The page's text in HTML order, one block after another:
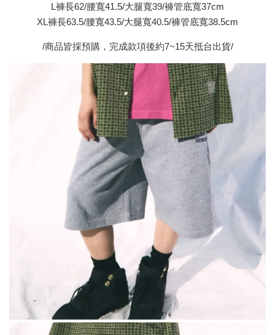
L褲長62/腰寬41.5/大腿寬39/褲管底寬37cm
XL褲長63.5/腰寬43.5/大腿寬40.5/褲管底寬38.5cm
/商品皆採預購，完成款項後約7~15天抵台出貨/